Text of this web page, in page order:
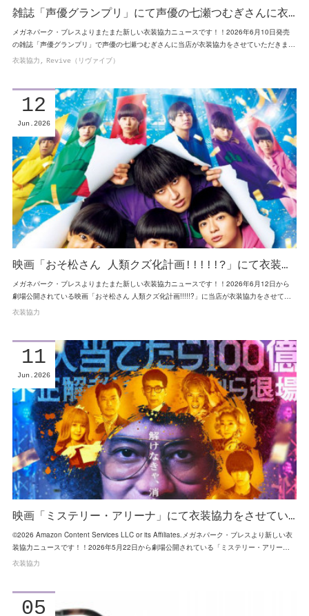
雑誌「声優グランプリ」にて声優の七瀬つむぎさんに衣…
メガネパーク・ブレスよりまたまた新しい衣装協力ニュースです！！2026年6月10日発売
の雑誌「声優グランプリ」で声優の七瀬つむぎさんに当店が衣装協力をさせていただきま…
衣装協力 Revive（リヴァイブ）
映画「おそ松さん 人類クズ化計画!!!!!?」にて衣装…
メガネパーク・ブレスよりまたまた新しい衣装協力ニュースです！！2026年6月12日から
劇場公開されている映画「おそ松さん 人類クズ化計画!!!!!?」に当店が衣装協力をさせて…
12
Jun 2026
衣装協力
映画「ミステリー・アリーナ」にて衣装協力をさせてい…
©2026 Amazon Content Services LLC or its Affiliates.メガネパーク・ブレスより新しい衣
装協力ニュースです！！2026年5月22日から劇場公開されている「ミステリー・アリー…
11
Jun 2026
衣装協力
05